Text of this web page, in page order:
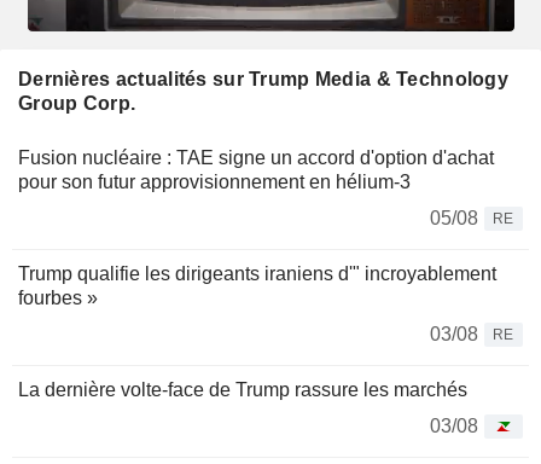
Dernières actualités sur Trump Media & Technology
Group Corp.
Fusion nucléaire : TAE signe un accord d'option d'achat
pour son futur approvisionnement en hélium-3
05/08
RE
Trump qualifie les dirigeants iraniens d'" incroyablement
fourbes »
03/08
RE
La dernière volte-face de Trump rassure les marchés
03/08